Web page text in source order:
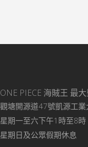
ONE PIECE 海賊王 最
觀塘開源道47號凱源工
星期一至六下午1時至8時
星期日及公眾假期休息